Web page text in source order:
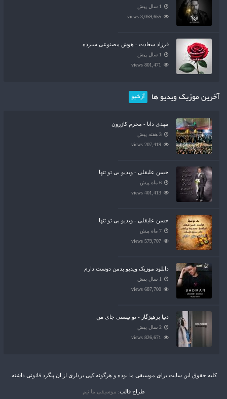
1 سال پیش
3,059,655 views
فرزاد سعادت - هوش مصنوعی سیزده
1 سال پیش
801,471 views
آخرین موزیک ویدیو ها آرشیو
مهدی دانا - محرم کازرون
3 هفته پیش
207,419 views
حسن علیقلی - ویدیو بی تو تنها
6 ماه پیش
401,413 views
حسن علیقلی - ویدیو بی تو تنها
7 ماه پیش
579,707 views
دانلود موزیک ویدیو بدمن دوست دارم
1 سال پیش
687,700 views
دنیا پرهیزگار - تو نیستی جای من
2 سال پیش
826,671 views
کلیه حقوق این سایت برای موسیقی ما بوده و هرگونه کپی برداری از ان پیگرد قانونی داشته.
طراح قالب: موسیقی ما تیم